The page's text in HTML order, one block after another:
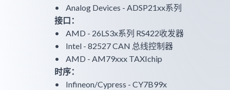
• Analog Devices - ADSP21xx系列
接口：
• AMD - 26LS3x系列 RS422收发器
• Intel - 82527 CAN 总线控制器
• AMD - AM79xxx TAXIchip
时序：
• Infineon/Cypress - CY7B99x